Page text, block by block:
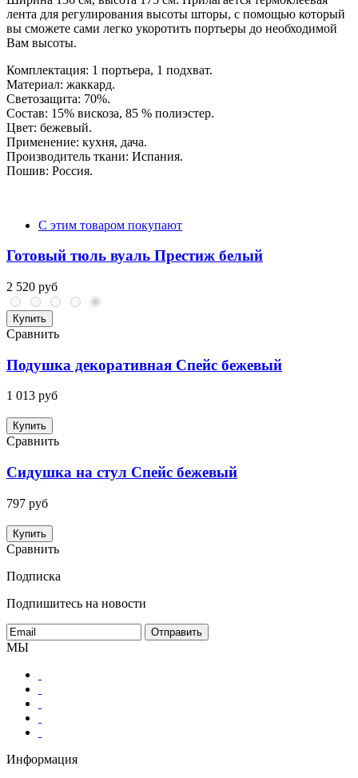
лента для регулирования высоты шторы, с помощью который
вы сможете сами легко укоротить портьеры до необходимой
Вам высоты.
Комплектация: 1 портьера, 1 подхват.
Материал: жаккард.
Светозащита: 70%.
Состав: 15% вискоза, 85 % полиэстер.
Цвет: бежевый.
Применение: кухня, дача.
Производитель ткани: Испания.
Пошив: Россия.
С этим товаром покупают
Готовый тюль вуаль Престиж белый
2 520 руб
Купить
Сравнить
Подушка декоративная Спейс бежевый
1 013 руб
Купить
Сравнить
Сидушка на стул Спейс бежевый
797 руб
Купить
Сравнить
Подписка
Подпишитесь на новости
МЫ
Информация